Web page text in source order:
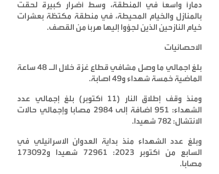
دمارًا واسعًا في المنطقة، وسط أضرار كبيرة لحقت
بالمنازل والخيام المحيطة، في منطقة مكتظة بعشرات
خيام النازحين الذين لجؤوا إليها هربًا من القصف.
الاحصائيات
بلغ اجمالي ما وصل مشافي قطاع غزة خلال الـ 48 ساعة
الماضية خمسة شهداء و49 اصابة
.
ومنذ وقف إطلاق النار (11 أكتوبر) بلغ إجمالي عدد
الشهداء: 951 اضافة إلى 2984 مصابا وإجمالي حالات
الانتشال: 782 شهيدا
.
وبلغ عدد الشهداء منذ بداية العدوان الاسرائيلي في
السابع من أكتوبر 2023: 72961 شهيدا و173092
مصابا.